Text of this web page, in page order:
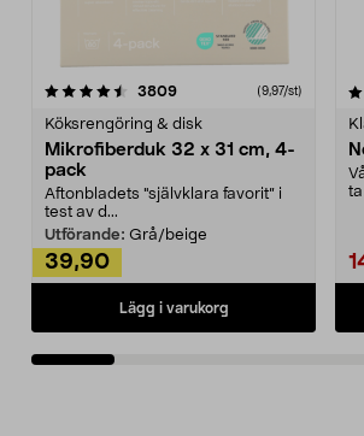
3809recensioner (9,97/st)
Köksrengöring & disk
Mikrofiberduk 32 x 31 cm, 4-
pack
Aftonbladets "självklara favorit” i
test av d...
Utförande: Grå/beige
39,90
Lägg i varukorg
4.0av 5 stjärnor